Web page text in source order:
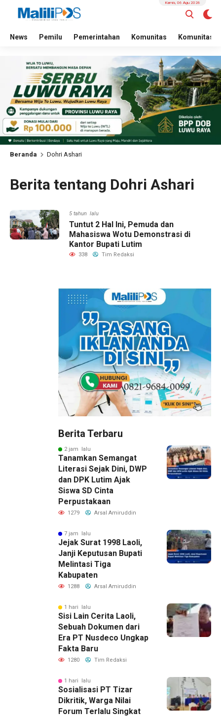
News Pemilu Pemerintahan Komunitas Komunitas
Kamis, 06 Agu 2026
Beranda Dohri Ashari
Berita tentang Dohri Ashari
5 tahun lalu
Tuntut 2 Hal Ini, Pemuda dan
Mahasiswa Wotu Demonstrasi di
Kantor Bupati Lutim
338 Tim Redaksi
Berita Terbaru
2 jam lalu
Tanamkan Semangat
Literasi Sejak Dini, DWP
dan DPK Lutim Ajak
Siswa SD Cinta
Perpustakaan
1279 Arsal Amiruddin
7 jam lalu
Jejak Surat 1998 Laoli,
Janji Keputusan Bupati
Melintasi Tiga
Kabupaten
1288 Arsal Amiruddin
1 hari lalu
Sisi Lain Cerita Laoli,
Sebuah Dokumen dari
Era PT Nusdeco Ungkap
Fakta Baru
1280 Tim Redaksi
1 hari lalu
Sosialisasi PT Tizar
Dikritik, Warga Nilai
Forum Terlalu Singkat